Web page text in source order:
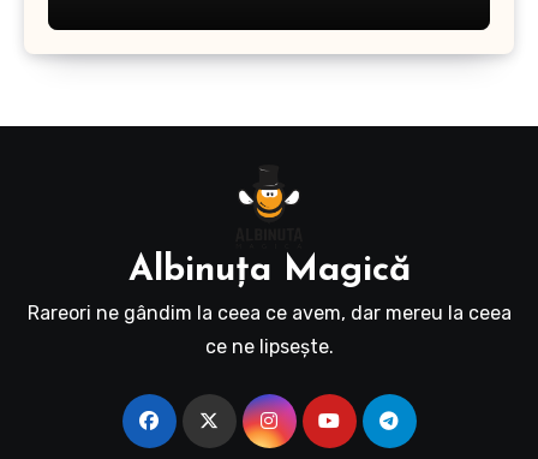
Albinuţa Magică
Rareori ne gândim la ceea ce avem, dar mereu la ceea
ce ne lipseşte.